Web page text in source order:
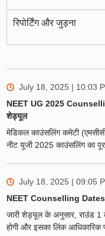
रिपोर्टिंग और जुड़ना
July 18, 2025 | 10:03
NEET UG 2025
शेड्यूल
मेडिकल काउंसलिंग कमेटी
नीट यूजी 2025 काउंसलिंग का
July 18, 2025 | 09:05
NEET Counselling Dates
जारी शेड्यूल के अनुसार, राउंड
होगी और इसका लिंक आधिकारिक